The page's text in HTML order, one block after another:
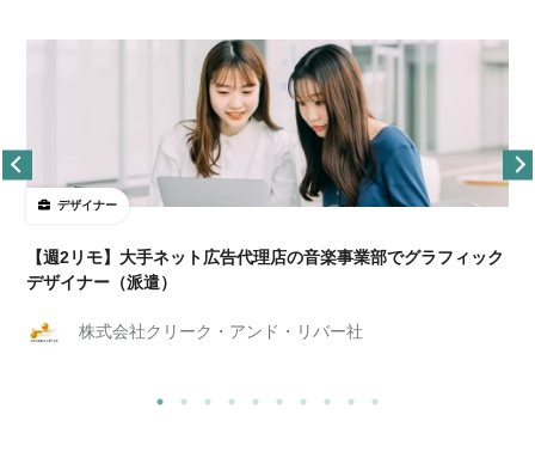
デザイナー
【週2リモ】大手ネット広告代理店の音楽事業部でグラフィック
デザイナー（派遣）
株式会社クリーク・アンド・リバー社